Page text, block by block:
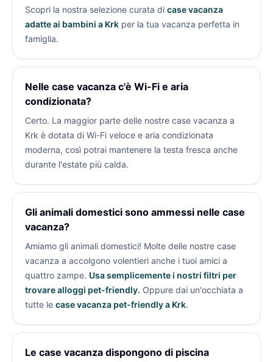
Scopri la nostra selezione curata di case vacanza
adatte ai bambini a Krk per la tua vacanza perfetta in
famiglia.
Nelle case vacanza c'è Wi-Fi e aria
condizionata?
Certo. La maggior parte delle nostre case vacanza a
Krk è dotata di Wi-Fi veloce e aria condizionata
moderna, così potrai mantenere la testa fresca anche
durante l'estate più calda.
Gli animali domestici sono ammessi nelle case
vacanza?
Amiamo gli animali domestici! Molte delle nostre case
vacanza a accolgono volentieri anche i tuoi amici a
quattro zampe. Usa semplicemente i nostri filtri per
trovare alloggi pet-friendly. Oppure dai un'occhiata a
tutte le case vacanza pet-friendly a Krk.
Le case vacanza dispongono di piscina